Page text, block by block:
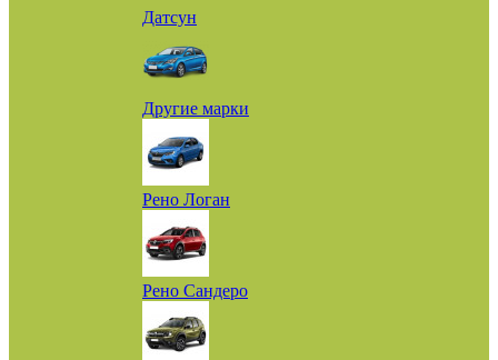
Датсун
Другие марки
Рено Логан
Рено Сандеро